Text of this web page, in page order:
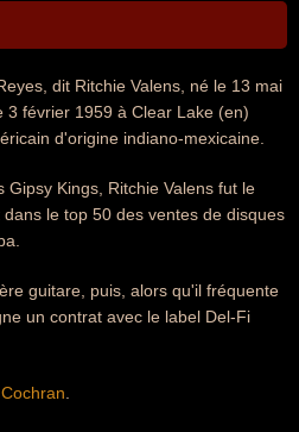
dit Ritchie Valens, né le 13 mai
3 février 1959 à Clear Lake (en)
d'origine indiano-mexicaine.
Gipsy Kings, Ritchie Valens fut le
le top 50 des ventes de disques
guitare, puis, alors qu'il fréquente
un contrat avec le label Del-Fi